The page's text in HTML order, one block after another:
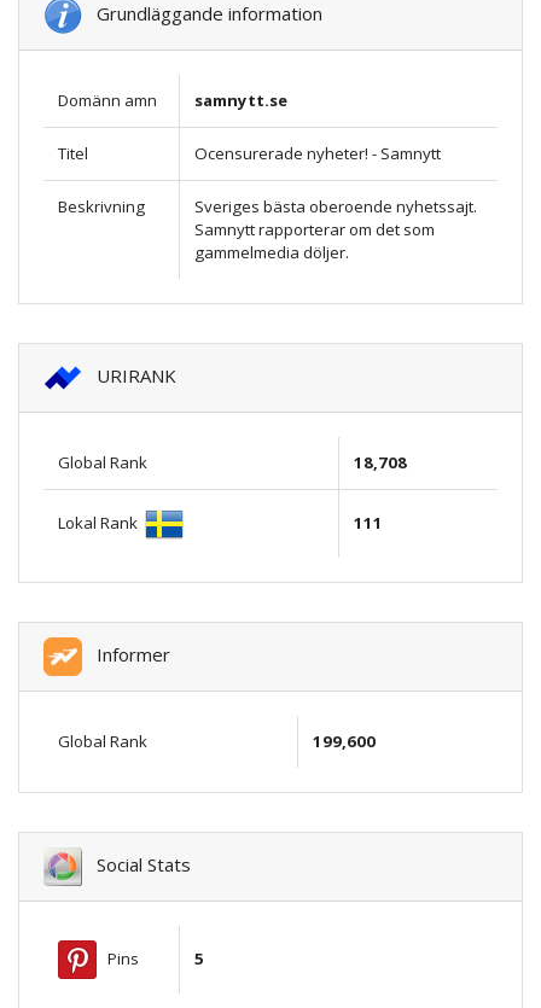
Grundläggande information
Domänn amn samnytt.se
Titel Ocensurerade nyheter! - Samnytt
Beskrivning
Sveriges bästa oberoende nyhetssajt.
Samnytt rapporterar om det som
gammelmedia döljer.
URIRANK
Global Rank 18,708
Lokal Rank 111
Informer
Global Rank 199,600
Social Stats
Pins 5